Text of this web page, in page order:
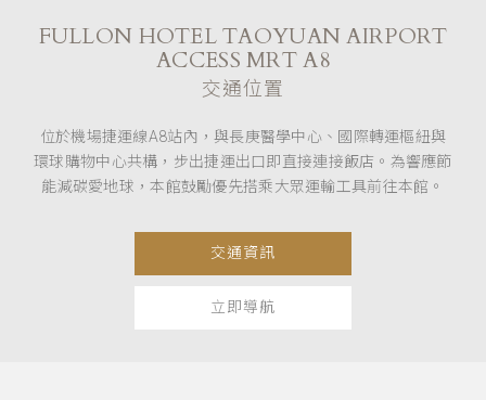
FULLON HOTEL TAOYUAN AIRPORT
ACCESS MRT A8
交通位置
位於機場捷運線A8站內，與長庚醫學中心、國際轉運樞紐與
環球購物中心共構，步出捷運出口即直接連接飯店。為響應節
能減碳愛地球，本館鼓勵優先搭乘大眾運輸工具前往本館。
交通資訊
立即導航